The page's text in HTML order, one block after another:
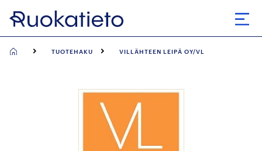
Siirry
suoraan
TUOTEHAKU VILLÄHTEEN LEIPÄ OY/VL